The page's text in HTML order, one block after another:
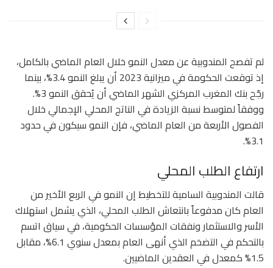
لم تفصح المندوبية عن معدل النمو خلال العام الماضي بالكامل،
إذ توقعت الحكومة في ميزانية 2023 أن يبلغ النمو 3.4%، بينما
رجّح بنك المغرب المركزي الشهر الماضي أن يُحقق النمو 3%.
ووفقاً لمتوسط نسبة الزيادة في الناتج المحلي الإجمالي خلال
الفصول الأربعة من العام الماضي، فإن النمو سيكون في حدود
3.1%.
ارتفاع الطلب المحلي
قالت المندوبية السامية للتخطيط إن النمو في الربع الأخير من
العام كان مدفوعاً بانتعاش الطلب المحلي، الذي يشمل استهلاك
الأسر والاستثمار ونفقات المؤسسات الحكومية، في سياق اتسم
بالتحكم في التضخم الذي أنهى العام بمعدل سنوي 6.1%، مقابل
1.5% كمعدل في العقدين الماضيين.